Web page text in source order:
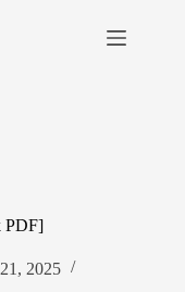
PDF]
2025